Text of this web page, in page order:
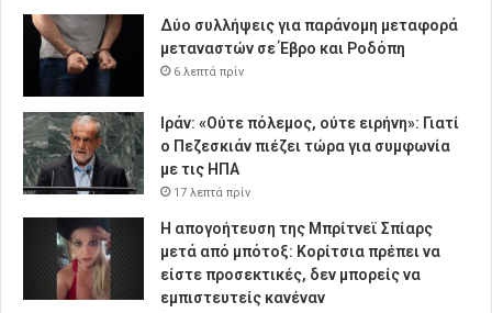
Δύο συλλήψεις για παράνομη μεταφορά
μεταναστών σε Έβρο και Ροδόπη
6 λεπτά πρίν
Ιράν: «Ούτε πόλεμος, ούτε ειρήνη»: Γιατί
ο Πεζεσκιάν πιέζει τώρα για συμφωνία
με τις ΗΠΑ
17 λεπτά πρίν
Η απογοήτευση της Μπρίτνεϊ Σπίαρς
μετά από μπότοξ: Κορίτσια πρέπει να
είστε προσεκτικές, δεν μπορείς να
εμπιστευτείς κανέναν